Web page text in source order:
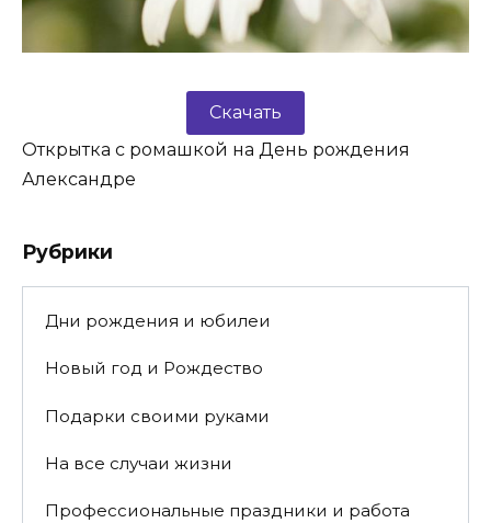
Скачать
Открытка с ромашкой на День рождения
Александре
Рубрики
Дни рождения и юбилеи
Новый год и Рождество
Подарки своими руками
На все случаи жизни
Профессиональные праздники и работа